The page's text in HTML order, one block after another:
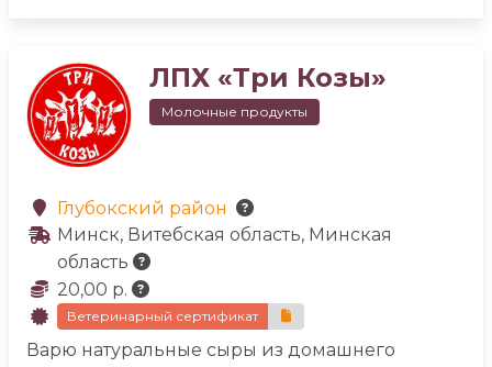
холодного отжима
деревенском молоке - сыроедческое постное
мороженое
- квас на ржаной закваске с медом
- мука цельнозерновая ржаная, овсяная,
пшеничная
пшеничной муки)
ЛПХ «Три Козы»
Молочные продукты
Глубокский район
Минск, Витебская область, Минская
область
20,00 р.
Ветеринарный сертификат
Варю натуральные сыры из домашнего